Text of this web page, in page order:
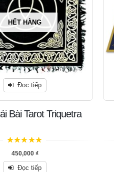
HẾT HÀNG
Đọc tiếp
Bài Tarot Triquetra
trên 5
450,000 ₫
Đọc tiếp